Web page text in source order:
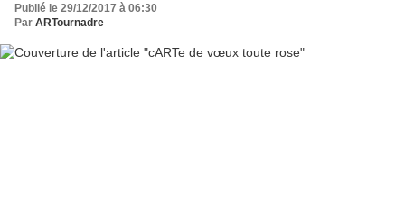
Publié le 29/12/2017 à 06:30
Par ARTournadre